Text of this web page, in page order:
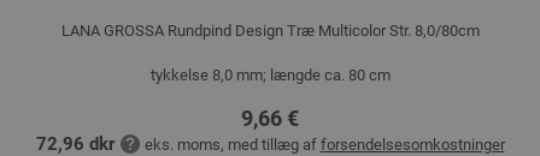
LANA GROSSA Rundpind Design Træ Multicolor Str. 8,0/80cm
tykkelse 8,0 mm; længde ca. 80 cm
9,66 €
72,96 dkr eks. moms, med tillæg af forsendelsesomkostninger